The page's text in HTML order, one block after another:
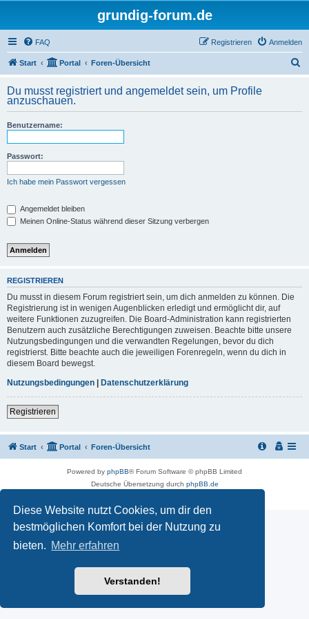
Diese Website nutzt Cookies, um dir den
bestmöglichen Komfort bei der Nutzung zu
bieten. Mehr erfahren
Verstanden!
grundig-forum.de
FAQ Anmelden
Registrieren
Start Portal Foren-Übersicht
h
Du musst registriert und angemeldet sein, um Profile
anzuschauen.
Benutzername:
Passwort:
Ich habe mein Passwort vergessen
Angemeldet bleiben
Meinen Online-Status während dieser Sitzung verbergen
REGISTRIEREN
Du musst in diesem Forum registriert sein, um dich anmelden zu können. Die
Registrierung ist in wenigen Augenblicken erledigt und ermöglicht dir, auf
weitere Funktionen zuzugreifen. Die Board-Administration kann registrierten
Benutzern auch zusätzliche Berechtigungen zuweisen. Beachte bitte unsere
Nutzungsbedingungen und die verwandten Regelungen, bevor du dich
registrierst. Bitte beachte auch die jeweiligen Forenregeln, wenn du dich in
diesem Board bewegst.
Nutzungsbedingungen | Datenschutzerklärung
Registrieren
Start Portal Foren-Übersicht
Powered by phpBB® Forum Software © phpBB Limited
Deutsche Übersetzung durch phpBB.de